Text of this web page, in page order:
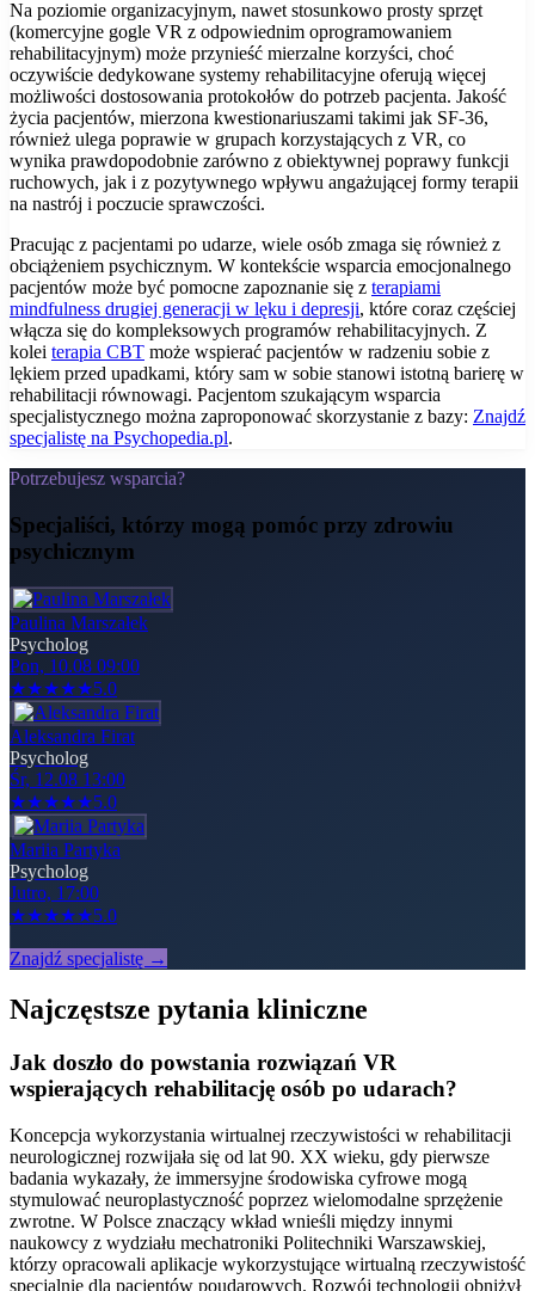
Na poziomie organizacyjnym, nawet stosunkowo prosty sprzęt
(komercyjne gogle VR z odpowiednim oprogramowaniem
rehabilitacyjnym) może przynieść mierzalne korzyści, choć
oczywiście dedykowane systemy rehabilitacyjne oferują więcej
możliwości dostosowania protokołów do potrzeb pacjenta. Jakość
życia pacjentów, mierzona kwestionariuszami takimi jak SF-36,
również ulega poprawie w grupach korzystających z VR, co
wynika prawdopodobnie zarówno z obiektywnej poprawy funkcji
ruchowych, jak i z pozytywnego wpływu angażującej formy terapii
na nastrój i poczucie sprawczości.
Pracując z pacjentami po udarze, wiele osób zmaga się również z
obciążeniem psychicznym. W kontekście wsparcia emocjonalnego
pacjentów może być pomocne zapoznanie się z terapiami
mindfulness drugiej generacji w lęku i depresji, które coraz częściej
włącza się do kompleksowych programów rehabilitacyjnych. Z
kolei terapia CBT może wspierać pacjentów w radzeniu sobie z
lękiem przed upadkami, który sam w sobie stanowi istotną barierę w
rehabilitacji równowagi. Pacjentom szukającym wsparcia
specjalistycznego można zaproponować skorzystanie z bazy: Znajdź
specjalistę na Psychopedia.pl.
Potrzebujesz wsparcia?
Specjaliści, którzy mogą pomóc przy zdrowiu
psychicznym
Paulina Marszałek
Psycholog
Pon, 10.08 09:00
★★★★★5.0
Aleksandra Firat
Psycholog
Śr, 12.08 13:00
★★★★★5.0
Mariia Partyka
Psycholog
Jutro, 17:00
★★★★★5.0
Znajdź specjalistę →
Najczęstsze pytania kliniczne
Jak doszło do powstania rozwiązań VR
wspierających rehabilitację osób po udarach?
Koncepcja wykorzystania wirtualnej rzeczywistości w rehabilitacji
neurologicznej rozwijała się od lat 90. XX wieku, gdy pierwsze
badania wykazały, że immersyjne środowiska cyfrowe mogą
stymulować neuroplastyczność poprzez wielomodalne sprzężenie
zwrotne. W Polsce znaczący wkład wnieśli między innymi
naukowcy z wydziału mechatroniki Politechniki Warszawskiej,
którzy opracowali aplikacje wykorzystujące wirtualną rzeczywistość
specjalnie dla pacjentów poudarowych. Rozwój technologii obniżył